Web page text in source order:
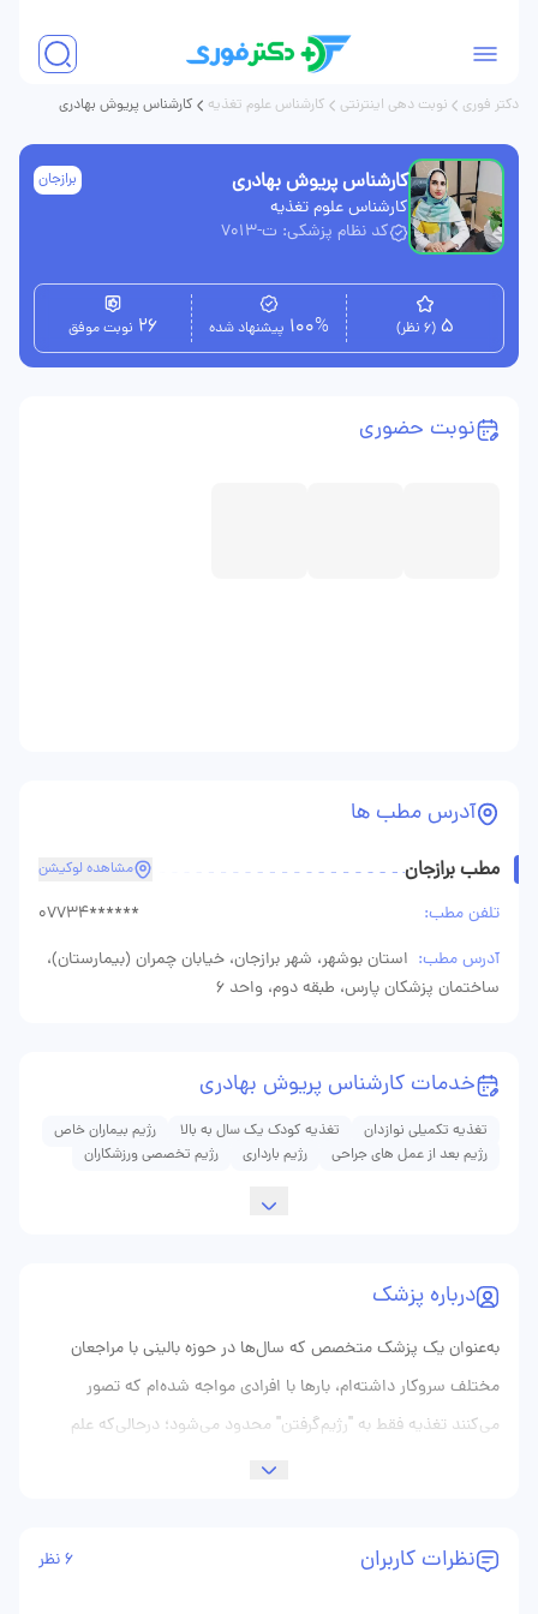
دکتر فوری نوبت دهی اینترنتی کارشناس علوم تغذیه کارشناس پریوش بهادری
کارشناس پریوش بهادری
کارشناس علوم تغذیه
کد نظام پزشکی: ت-7013
برازجان
5 (6 نظر) 100% پیشنهاد شده 26 نوبت موفق
خدمات کارشناس پریوش بهادری
تغذیه تکمیلی نوازدان تغذیه کودک یک سال به بالا
رژیم بیماران خاص
رژیم بعد از عمل های جراحی
رژیم بارداری رژیم تخصصی ورزشکاران
درباره پزشک
به‌عنوان یک پزشک متخصص که سال‌ها در حوزه بالینی با مراجعان
مختلف سروکار داشته‌ام، بارها با افرادی مواجه شده‌ام که تصور
می‌کنند تغذیه فقط به "رژیم‌گرفتن" محدود می‌شود؛ درحالی‌که علم
تغذیه، گستره‌ای بسیار فراتر از کنترل وزن دارد. وقتی صحبت از یک
می‌کند. خانم بهادری نه‌تنها دارای مدرک کارشناسی‌ارشد علوم تغذیه از
آدرس مطب ها
مطب برازجان مشاهده لوکیشن
تلفن مطب:
07734******
آدرس مطب: استان بوشهر، شهر برازجان، خیابان چمران (بیمارستان)،
ساختمان پزشکان پارس، طبقه دوم، واحد 6
نوبت حضوری
نظرات کاربران 6 نظر